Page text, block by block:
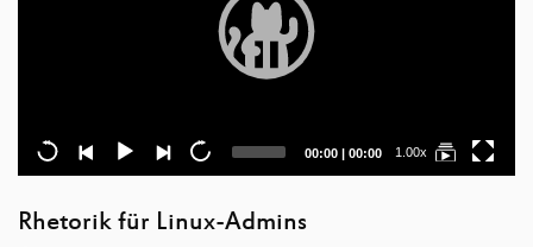
Current
00:00 | Total
00:00 1.00x
Rhetorik für Linux-Admins